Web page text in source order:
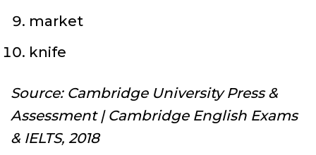
market
knife
Source: Cambridge University Press &
Assessment | Cambridge English Exams
& IELTS, 2018